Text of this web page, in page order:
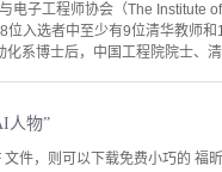
电子工程师协会（The Institute
入选者中至少有9位清华教师
系博士后，中国工程院院士、
人物”
件，则可以下载免费小巧的 福